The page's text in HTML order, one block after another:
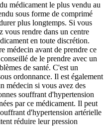
médicament le plus vendu au
sous forme de comprimé
plus longtemps. Si vous
vous rendre dans un centre
en toute discrétion.
médecin avant de prendre ce
de le prendre avec un
de santé. C'est un
ordonnance. Il est également
médecin si vous avez des
souffrant d'hypertension
par ce médicament. Il peut
d'hypertension artérielle
réduire leur pression